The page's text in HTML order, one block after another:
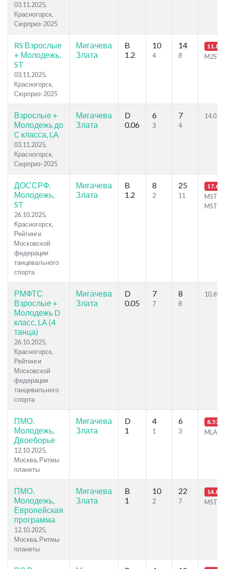
03.11.2025,
Красногорск,
Сюрприз-2025
RS Взрослые
+ Молодежь,
ST
03.11.2025,
Красногорск,
Сюрприз-2025
Мигачева
Злата
B
1.2
10
4
14
8
11.83
M2ST
Взрослые +
Молодежь до
C класса, LA
03.11.2025,
Красногорск,
Сюрприз-2025
Мигачева
Злата
D
0.06
6
3
7
4
14.05
ДОССРФ.
Молодежь,
ST
26.10.2025,
Красногорск,
Рейтинги
Московской
федерации
танцевального
спорта
Мигачева
Злата
B
1.2
8
2
25
11
17.68
MSTB,
MST
РМФТС
Взрослые +
Молодежь D
класс, LA (4
танца)
26.10.2025,
Красногорск,
Рейтинги
Московской
федерации
танцевального
спорта
Мигачева
Злата
D
0.05
7
7
8
8
10.69
ПМО.
Молодежь,
Двоеборье
12.10.2025,
Москва, Ритмы
планеты
Мигачева
Злата
D
1
4
1
6
3
8.57
MLA
ПМО.
Молодежь,
Европейская
программа
12.10.2025,
Москва, Ритмы
планеты
Мигачева
Злата
B
1
10
2
22
7
14.83
MST